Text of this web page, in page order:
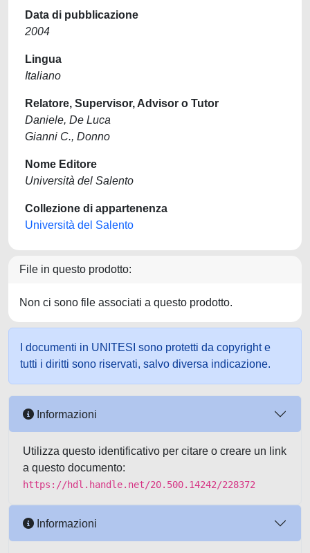
Data di pubblicazione
2004
Lingua
Italiano
Relatore, Supervisor, Advisor o Tutor
Daniele, De Luca
Gianni C., Donno
Nome Editore
Università del Salento
Collezione di appartenenza
Università del Salento
File in questo prodotto:
Non ci sono file associati a questo prodotto.
I documenti in UNITESI sono protetti da copyright e
tutti i diritti sono riservati, salvo diversa indicazione.
Informazioni
Utilizza questo identificativo per citare o creare un link
a questo documento:
https://hdl.handle.net/20.500.14242/228372
Informazioni